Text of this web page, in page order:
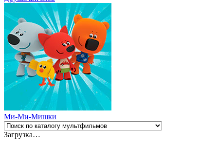
Ми-Ми-Мишки
Загрузка…